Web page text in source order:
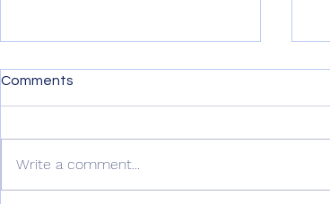
Comments
Write a comment...